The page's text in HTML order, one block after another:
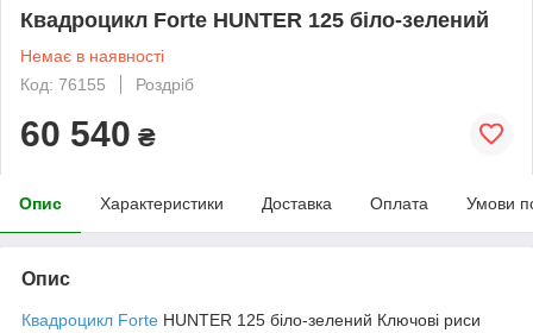
Квадроцикл Forte HUNTER 125 біло-зелений
Немає в наявності
Код: 76155
Роздріб
60 540 ₴
Опис Характеристики Доставка Оплата Умови
Опис
Квадроцикл Forte HUNTER 125 біло-зелений Ключові риси